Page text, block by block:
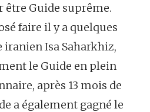
Guide suprême.
osé faire il y a quelques
Isa Saharkhiz,
le Guide en plein
après 13 mois de
a également gagné le